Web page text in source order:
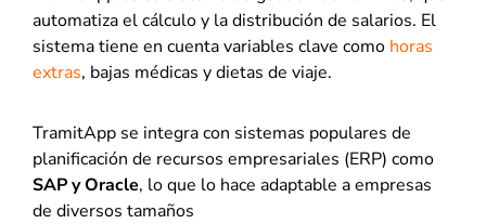
automatiza el cálculo y la distribución de salarios. El
sistema tiene en cuenta variables clave como horas
extras, bajas médicas y dietas de viaje.
TramitApp se integra con sistemas populares de
planificación de recursos empresariales (ERP) como
SAP y Oracle, lo que lo hace adaptable a empresas
de diversos tamaños​